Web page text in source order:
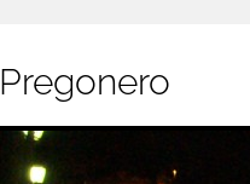
Pregonero